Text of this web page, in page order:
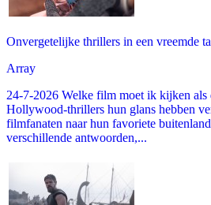
Onvergetelijke thrillers in een vreemde
Array
24-7-2026 Welke film moet ik kijken als
Hollywood-thrillers hun glans hebben
filmfanaten naar hun favoriete
verschillende antwoorden,...